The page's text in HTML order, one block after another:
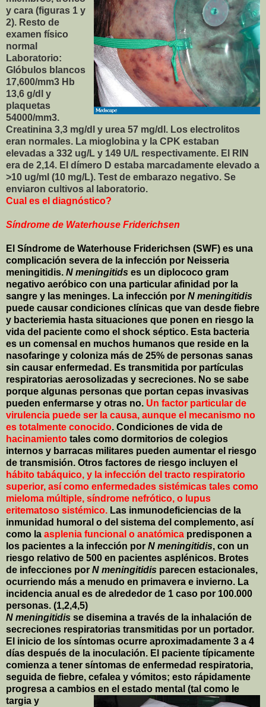
y cara (figuras 1 y
2). Resto de
examen físico
normal
Laboratorio:
Glóbulos blancos
17,600/mm3 Hb
13,6 g/dl y
plaquetas
54000/mm3.
Creatinina 3,3 mg/dl y urea 57 mg/dl. Los electrolitos
eran normales. La mioglobina y la CPK estaban
elevadas a 332 ug/L y 149 U/L respectivamente. El RIN
era de 2,14. El dímero D estaba marcadamente elevado a
>10 ug/ml (10 mg/L). Test de embarazo negativo. Se
enviaron cultivos al laboratorio.
Cual es el diagnóstico?
Síndrome de Waterhouse Friderichsen
El Síndrome de Waterhouse Friderichsen (SWF) es una
complicación severa de la infección por Neisseria
meningitidis. N meningitids es un diplococo gram
negativo aeróbico con una particular afinidad por la
sangre y las meninges. La infección por N meningitidis
puede causar condiciones clínicas que van desde fiebre
y bacteriemia hasta situaciones que ponen en riesgo la
vida del paciente como el shock séptico. Esta bacteria
es un comensal en muchos humanos que reside en la
nasofaringe y coloniza más de 25% de personas sanas
sin causar enfermedad. Es transmitida por partículas
respiratorias aerosolizadas y secreciones. No se sabe
porque algunas personas que portan cepas invasivas
pueden enfermarse y otras no. Un factor particular de
virulencia puede ser la causa, aunque el mecanismo no
es totalmente conocido. Condiciones de vida de
hacinamiento tales como dormitorios de colegios
internos y barracas militares pueden aumentar el riesgo
de transmisión. Otros factores de riesgo incluyen el
hábito tabáquico, y la infección del tracto respiratorio
superior, así como enfermedades sistémicas tales como
mieloma múltiple, síndrome nefrótico, o lupus
eritematoso sistémico. Las inmunodeficiencias de la
inmunidad humoral o del sistema del complemento, así
como la asplenia funcional o anatómica predisponen a
los pacientes a la infección por N meningitidis, con un
riesgo relativo de 500 en pacientes asplénicos. Brotes
de infecciones por N meningitidis parecen estacionales,
ocurriendo más a menudo en primavera e invierno. La
incidencia anual es de alrededor de 1 caso por 100.000
personas. (1,2,4,5)
N meningitidis se disemina a través de la inhalación de
secreciones respiratorias transmitidas por un portador.
El inicio de los síntomas ocurre aproximadamente 3 a 4
días después de la inoculación. El paciente típicamente
comienza a tener síntomas de enfermedad respiratoria,
seguida de fiebre, cefalea y vómitos; esto rápidamente
progresa a cambios en el estado mental (tal como le
targia y